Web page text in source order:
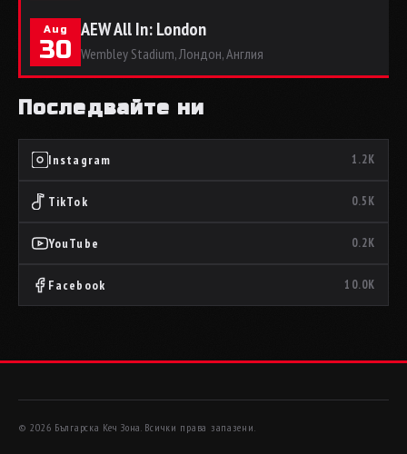
Aug
30
AEW All In: London
Wembley Stadium, Лондон, Англия
Последвайте ни
Instagram 1.2K
TikTok 0.5K
YouTube 0.2K
Facebook 10.0K
© 2026 Българска Кеч Зона. Всички права запазени.